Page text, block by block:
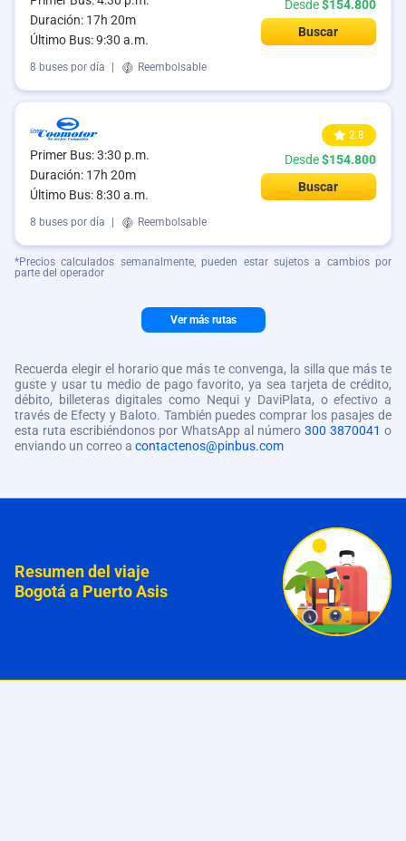
Duración: 17h 20m
Último Bus: 9:30 a.m.
Desde$154.800
Buscar
8 buses por día Reembolsable
Primer Bus: 3:30 p.m.
Duración: 17h 20m
Último Bus: 8:30 a.m.
2.8
Desde$154.800
Buscar
8 buses por día Reembolsable
*Precios calculados semanalmente, pueden estar sujetos a cambios por
parte del operador
Ver más rutas
Recuerda elegir el horario que más te convenga, la silla que más te
guste y usar tu medio de pago favorito, ya sea tarjeta de crédito,
débito, billeteras digitales como Nequi y DaviPlata, o efectivo a
través de Efecty y Baloto. También puedes comprar los pasajes de
esta ruta escribiéndonos por WhatsApp al número 300 3870041 o
enviando un correo a contactenos@pinbus.com
Resumen del viaje
Bogotá a Puerto Asis